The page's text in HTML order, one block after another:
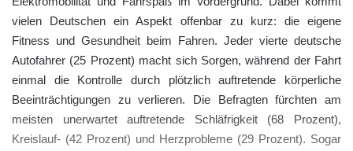
vielen Deutschen ein Aspekt offenbar zu kurz: die eigene
Fitness und Gesundheit beim Fahren. Jeder vierte deutsche
Autofahrer (25 Prozent) macht sich Sorgen, während der Fahrt
einmal die Kontrolle durch plötzlich auftretende körperliche
Beeinträchtigungen zu verlieren. Die Befragten fürchten am
meisten unerwartet auftretende Schläfrigkeit (68 Prozent),
Kreislauf- (42 Prozent) und Herzprobleme (29 Prozent). Sogar